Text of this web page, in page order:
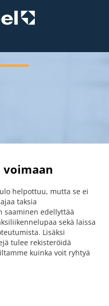
helpottuu, mutta se ei
taksia
saaminen edellyttää
sekä laissa
Lisäksi
tulee rekisteröidä
kuinka voit ryhtyä